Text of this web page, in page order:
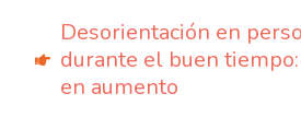
Desorientación en
durante el buen
en aumento